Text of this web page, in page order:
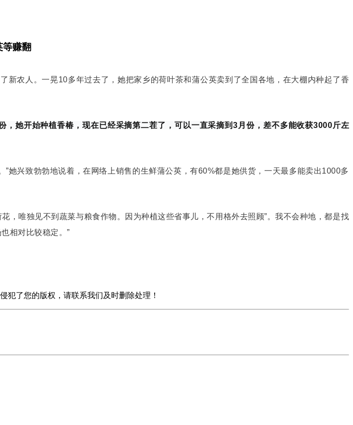
等赚翻
了新农人。一晃10多年过去了，她把家乡的荷叶茶和蒲公英卖到了全国各地，在大棚内种起了香
，她开始种植香椿 ，现在已经采摘第二茬了，可以一直采摘到3月份，差不多能收获3000斤左
她兴致勃勃地说着，在网络上销售的生鲜蒲公英，有60%都是她供货，一天最多能卖出1000多
，唯独见不到蔬菜与粮食作物。因为种植这些省事儿，不用格外去照顾”。我不会种地，都是找
相对比较稳定。”
犯了您的版权，请联系我们及时删除处理！